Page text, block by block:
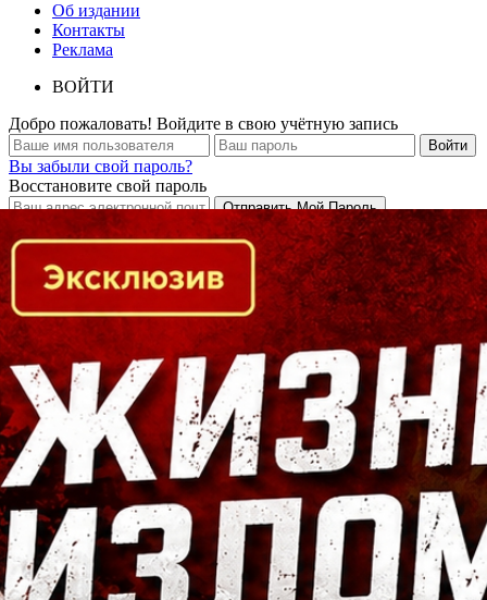
Об издании
Контакты
Реклама
ВОЙТИ
Добро пожаловать! Войдите в свою учётную запись
Вы забыли свой пароль?
Восстановите свой пароль
Кто есть кто в Байкальском регионе